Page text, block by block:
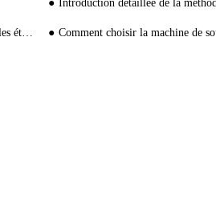
Introduction détaillée de la méthode
Comment choisir la machine de soudage